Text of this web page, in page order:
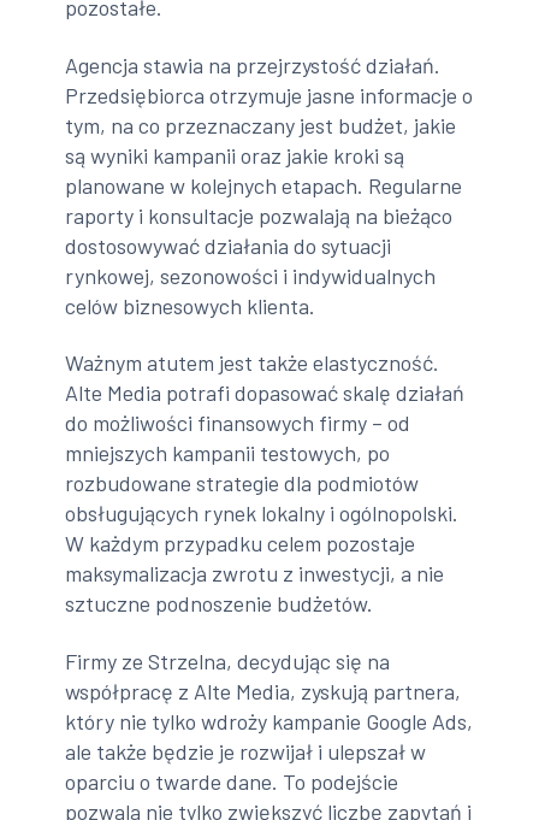
pozostałe.
Agencja stawia na przejrzystość działań.
Przedsiębiorca otrzymuje jasne informacje o
tym, na co przeznaczany jest budżet, jakie
są wyniki kampanii oraz jakie kroki są
planowane w kolejnych etapach. Regularne
raporty i konsultacje pozwalają na bieżąco
dostosowywać działania do sytuacji
rynkowej, sezonowości i indywidualnych
celów biznesowych klienta.
Ważnym atutem jest także elastyczność.
Alte Media potrafi dopasować skalę działań
do możliwości finansowych firmy – od
mniejszych kampanii testowych, po
rozbudowane strategie dla podmiotów
obsługujących rynek lokalny i ogólnopolski.
W każdym przypadku celem pozostaje
maksymalizacja zwrotu z inwestycji, a nie
sztuczne podnoszenie budżetów.
Firmy ze Strzelna, decydując się na
współpracę z Alte Media, zyskują partnera,
który nie tylko wdroży kampanie Google Ads,
ale także będzie je rozwijał i ulepszał w
oparciu o twarde dane. To podejście
pozwala nie tylko zwiększyć liczbę zapytań i